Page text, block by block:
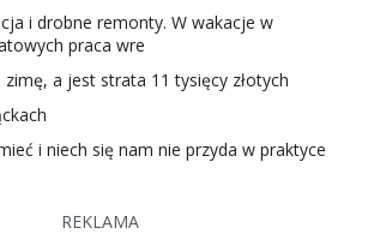
i drobne remonty. W wakacje w
praca wre
zimę, a jest strata 11 tysięcy złotych
i niech się nam nie przyda w praktyce
REKLAMA